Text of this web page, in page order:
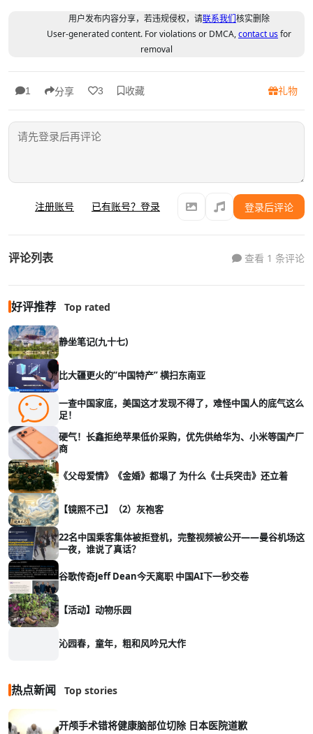
用户发布内容分享，若违规侵权，请联系我们核实删除
User-generated content. For violations or DMCA,contact usfor
removal
1 分享 3 收藏 礼物
注册账号 已有账号？登录 登录后评论
评论列表 查看 1 条评论
好评推荐 Top rated
静坐笔记(九十七)
比大疆更火的“中国特产” 横扫东南亚
一查中国家底，美国这才发现不得了，难怪中国人的底气这么
足！
硬气！长鑫拒绝苹果低价采购，优先供给华为、小米等国产厂
商
《父母爱情》《金婚》都塌了 为什么《士兵突击》还立着
【镜照不己】（2）灰袍客
22名中国乘客集体被拒登机，完整视频被公开——曼谷机场这
一夜，谁说了真话？
谷歌传奇Jeff Dean今天离职 中国AI下一秒交卷
【活动】动物乐园
沁园春，童年，粗和风吟兄大作
热点新闻 Top stories
开颅手术错将健康脑部位切除 日本医院道歉